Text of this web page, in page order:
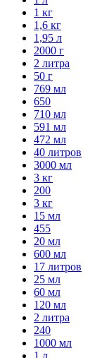
1 кг
1,6 кг
1,95 л
2000 г
2 литра
50 г
769 мл
650
710 мл
591 мл
472 мл
40 литров
3000 мл
3 кг
200
3 кг
15 мл
455
20 мл
600 мл
17 литров
25 мл
60 мл
120 мл
2 литра
240
1000 мл